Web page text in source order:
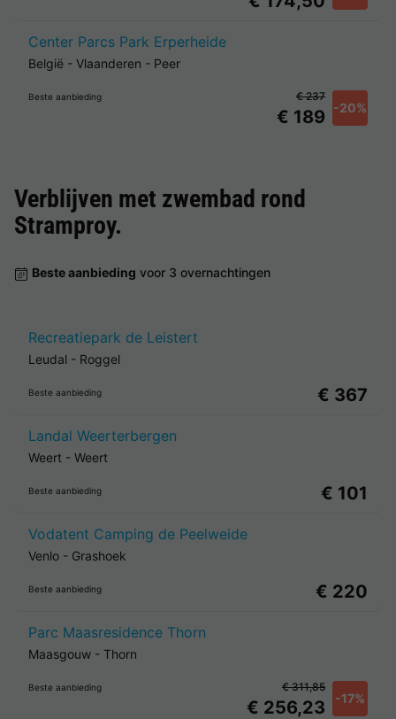
Center Parcs Park Erperheide
België - Vlaanderen - Peer
Beste aanbieding
€ 189 -20%
€ 237
Verblijven met zwembad rond
Stramproy.
Beste aanbieding voor 3 overnachtingen
Recreatiepark de Leistert
Leudal - Roggel
Beste aanbieding € 367
Landal Weerterbergen
Weert - Weert
Beste aanbieding € 101
Vodatent Camping de Peelweide
Venlo - Grashoek
Beste aanbieding € 220
Parc Maasresidence Thorn
Maasgouw - Thorn
Beste aanbieding
€ 256,23 -17%
€ 311,85